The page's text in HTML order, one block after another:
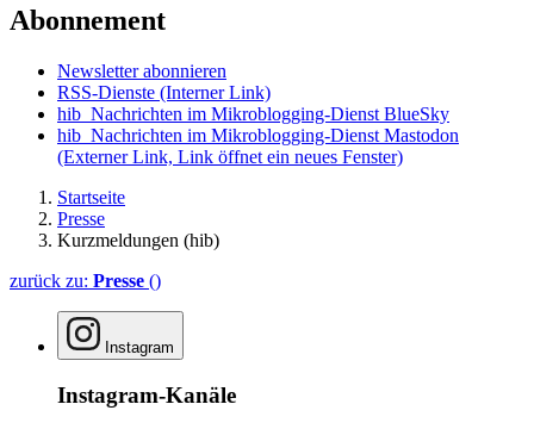
Abonnement
Newsletter abonnieren
RSS-Dienste (Interner Link)
hib_Nachrichten im Mikroblogging-Dienst BlueSky
hib_Nachrichten im Mikroblogging-Dienst Mastodon
(Externer Link, Link öffnet ein neues Fenster)
Startseite
Presse
Kurzmeldungen (hib)
zurück zu: Presse ()
Instagram
Instagram-Kanäle